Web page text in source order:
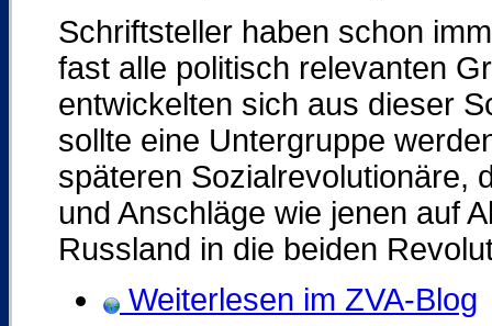
Schriftsteller haben schon
fast alle politisch relevanten
entwickelten sich aus dieser
sollte eine Untergruppe
späteren Sozialrevolutionäre,
und Anschläge wie jenen auf
Russland in die beiden
Weiterlesen im ZVA-Blog